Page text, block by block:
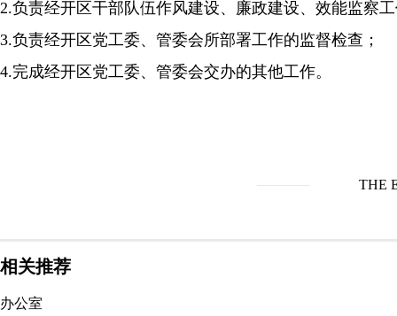
2.负责经开区干部队伍作风建设、廉政建设、效能监察
3.负责经开区党工委、管委会所部署工作的监督检查；
4.完成经开区党工委、管委会交办的其他工作。
THE
相关推荐
办公室